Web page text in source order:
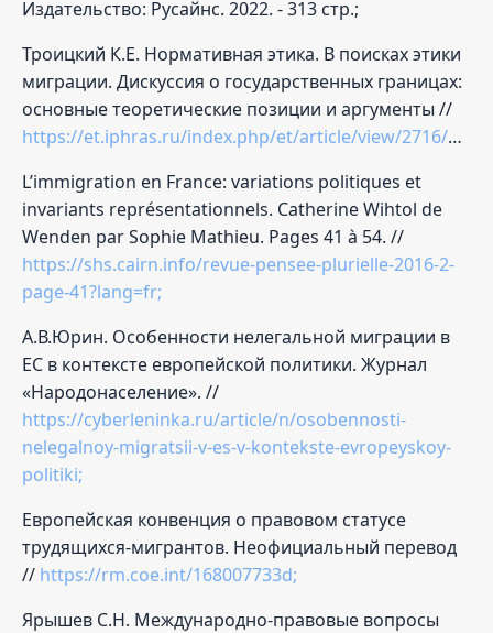
Издательство: Русайнс. 2022. - 313 стр.;
Троицкий К.Е. Нормативная этика. В поисках этики
миграции. Дискуссия о государственных границах:
основные теоретические позиции и аргументы //
https://et.iphras.ru/index.php/et/article/view/2716/2050;
L’immigration en France: variations politiques et
invariants représentationnels. Catherine Wihtol de
Wenden par Sophie Mathieu. Pages 41 à 54. //
https://shs.cairn.info/revue-pensee-plurielle-2016-2-
page-41?lang=fr;
А.В.Юрин. Особенности нелегальной миграции в
ЕС в контексте европейской политики. Журнал
«Народонаселение». //
https://cyberleninka.ru/article/n/osobennosti-
nelegalnoy-migratsii-v-es-v-kontekste-evropeyskoy-
politiki;
Европейская конвенция о правовом статусе
трудящихся-мигрантов. Неофициальный перевод
// https://rm.coe.int/168007733d;
Ярышев С.Н. Международно-правовые вопросы